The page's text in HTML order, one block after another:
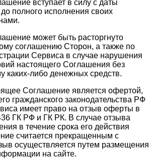
вступает в силу с даты
полного исполнения своих
может быть расторгнуто
соглашению Сторон, а также по
Сервиса в случае нарушения
настоящего Соглашения без
каких-либо денежных средств.
Соглашение является офертой,
гражданского законодательства РФ
имеет право на отзыв оферты в
ГК РФ и ГК РК. В случае отзыва
в течение срока его действия
считается прекращенным с
осуществляется путем размещения
на сайте.